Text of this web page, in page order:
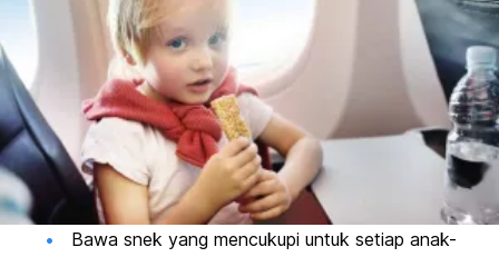
Bawa snek yang mencukupi untuk setiap anak-